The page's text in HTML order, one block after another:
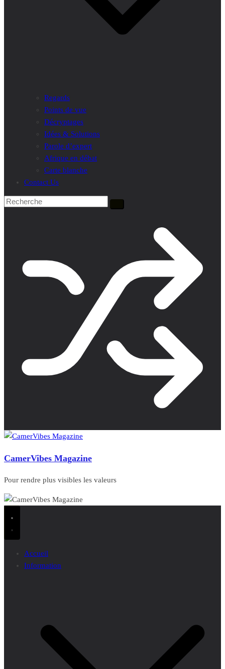
Regards
Points de vue
Décryptages
Idées & Solutions
Parole d’expert
Afrique en débat
Carte blanche
Contact Us
CamerVibes Magazine
Pour rendre plus visibles les valeurs
Accueil
Information